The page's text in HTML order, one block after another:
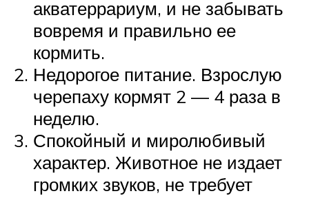
акватеррариум, и не забывать
вовремя и правильно ее
кормить.
Недорогое питание. Взрослую
черепаху кормят 2 — 4 раза в
неделю.
Спокойный и миролюбивый
характер. Животное не издает
громких звуков, не требует